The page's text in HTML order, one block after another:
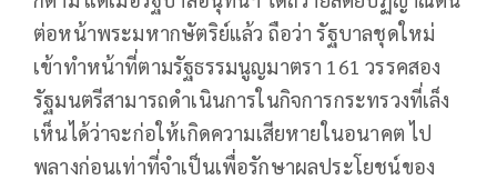
ต่อหน้าพระมหากษัตริย์แล้ว ถือว่า รัฐบาลชุดใหม่
เข้าทำหน้าที่ตามรัฐธรรมนูญมาตรา 161 วรรคสอง
รัฐมนตรีสามารถดำเนินการในกิจการกระทรวงที่เล็ง
เห็นได้ว่าจะก่อให้เกิดความเสียหายในอนาคต ไป
พลางก่อนเท่าที่จำเป็นเพื่อรักษาผลประโยชน์ของ